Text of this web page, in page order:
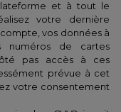
et à tout le
votre dernière
vos données à
numéros de cartes
pas accès à ces
prévue à cet
votre consentement